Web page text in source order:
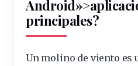
principales?
Un molino de viento es